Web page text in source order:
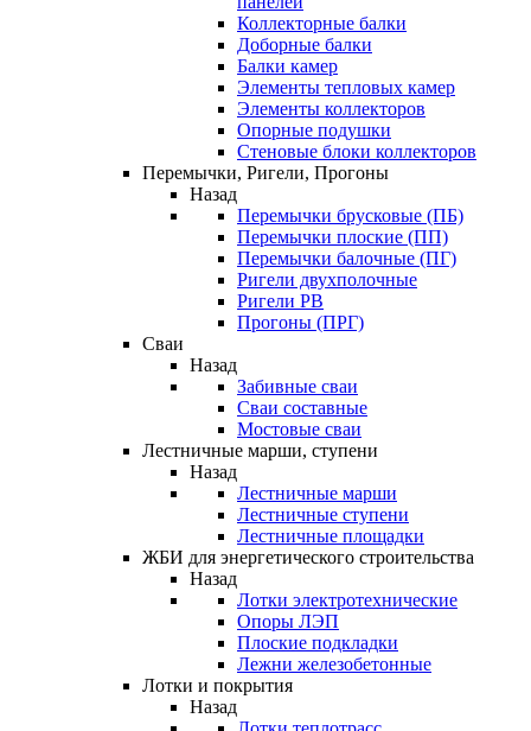
Коллекторные балки
Доборные балки
Балки камер
Элементы тепловых камер
Элементы коллекторов
Опорные подушки
Стеновые блоки коллекторов
Перемычки, Ригели, Прогоны
Назад
Перемычки брусковые (ПБ)
Перемычки плоские (ПП)
Перемычки балочные (ПГ)
Ригели двухполочные
Ригели РВ
Прогоны (ПРГ)
Сваи
Назад
Забивные сваи
Сваи составные
Мостовые сваи
Лестничные марши, ступени
Назад
Лестничные марши
Лестничные ступени
Лестничные площадки
ЖБИ для энергетического строительства
Назад
Лотки электротехнические
Опоры ЛЭП
Плоские подкладки
Лежни железобетонные
Лотки и покрытия
Назад